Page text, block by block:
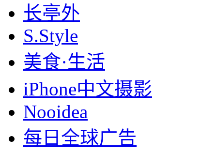
长亭外
S.Style
美食·生活
iPhone中文摄影
Nooidea
每日全球广告